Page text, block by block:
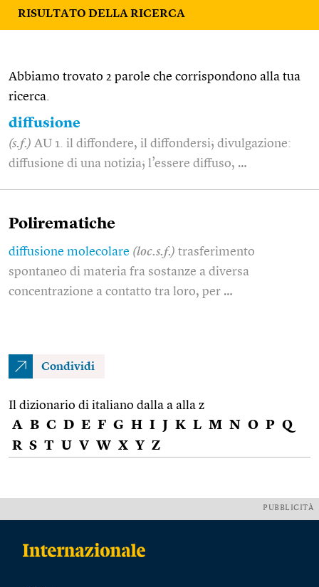
RISULTATO DELLA RICERCA
Abbiamo trovato 2 parole che corrispondono alla tua
ricerca.
diffusione
(s.f.) AU 1. il diffondere, il diffondersi; divulgazione:
diffusione di una notizia; l’essere diffuso, …
Polirematiche
diffusione molecolare (loc.s.f.) trasferimento
spontaneo di materia fra sostanze a diversa
concentrazione a contatto tra loro, per …
Condividi
Il dizionario di italiano dalla a alla z
A B C D E F G H I J K L M N O P Q
R S T U V W X Y Z
PUBBLICITÀ